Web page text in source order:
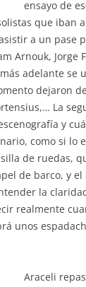
ensayo de
que iban
a un pase
Arnouk, Jorge
adelante se
dejaron
La
y
como si lo
de ruedas,
de barco, y
la
realmente
unos
Araceli